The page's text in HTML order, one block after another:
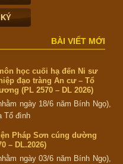
BÀI VIẾT MỚI
học cuối hạ đến Ni sư
đạo tràng An cư – Tổ
(PL 2570 – DL 2026)
ngày 18/6 năm Bính Ngọ),
Tổ đình
Pháp Sơn cúng dường
– DL.2026)
ngày 03/6 năm Bính Ngọ),